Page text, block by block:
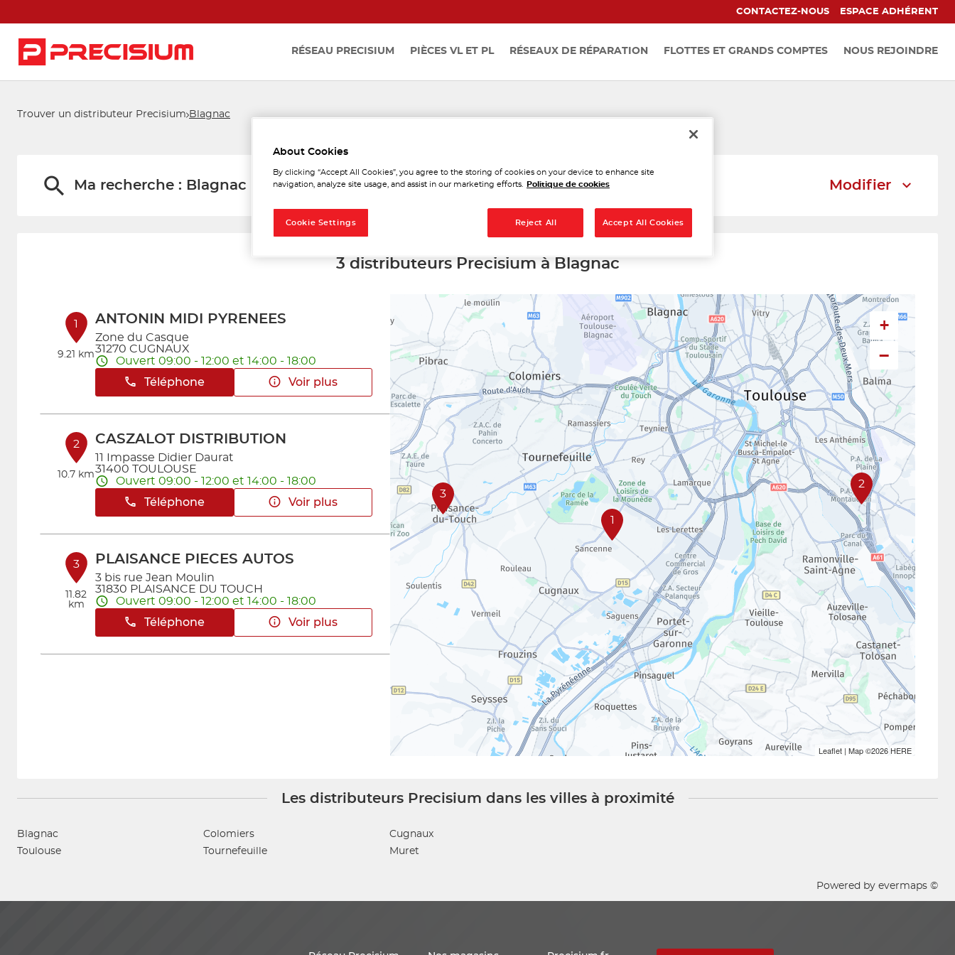
CONTACTEZ-NOUS ESPACE ADHÉRENT
RÉSEAU PRECISIUM PIÈCES VL ET PL RÉSEAUX DE RÉPARATION FLOTTES ET GRANDS COMPTES NOUS REJOINDRE
Trouver un distributeur Precisium Blagnac
Les distributeurs Precisium à Blagnac
Ma recherche : Blagnac Modifier
3 distributeurs Precisium à Blagnac
1
9.21 km
ANTONIN MIDI PYRENEES
Zone du Casque
31270 CUGNAUX
Ouvert 09:00 - 12:00 et 14:00 - 18:00
Téléphone
Voir plus
2
10.7 km
CASZALOT DISTRIBUTION
11 Impasse Didier Daurat
31400 TOULOUSE
Ouvert 09:00 - 12:00 et 14:00 - 18:00
Téléphone
Voir plus
3
11.82
km
PLAISANCE PIECES AUTOS
3 bis rue Jean Moulin
31830 PLAISANCE DU TOUCH
Ouvert 09:00 - 12:00 et 14:00 - 18:00
Téléphone
Voir plus
2
3
1
+
−
Leaflet| Map ©2026 HERE
Les distributeurs Precisium dans les villes à proximité
Blagnac
Toulouse
Colomiers
Tournefeuille
Cugnaux
Muret
Powered by evermaps ©
About Cookies
By clicking “Accept All Cookies”, you agree to the storing of cookies on your device to enhance site
navigation, analyze site usage, and assist in our marketing efforts.
Politique de cookies
Reject All Accept All Cookies
Cookie Settings